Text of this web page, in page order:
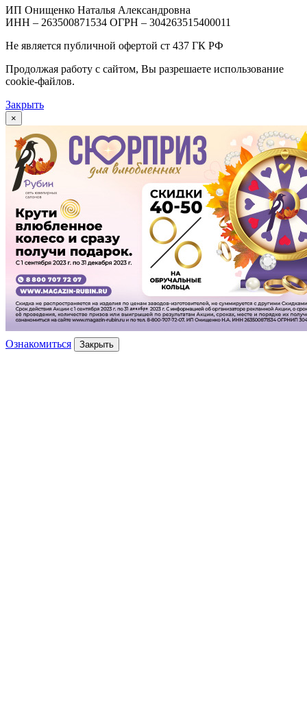
ИП Онищенко Наталья Александровна
ИНН – 263500871534 ОГРН – 304263515400011
Не является публичной офертой ст 437 ГК РФ
Продолжая работу с сайтом, Вы разрешаете использование
cookie-файлов.
Закрыть
×
Ознакомиться Закрыть